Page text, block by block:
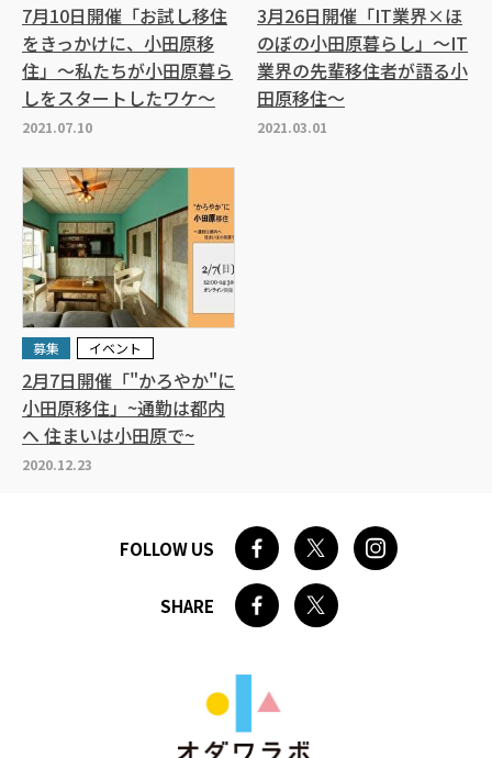
2021.07.10
7月10日開催「お試し移住
をきっかけに、小田原移
住」～私たちが小田原暮ら
しをスタートしたワケ～
2021.03.01
3月26日開催「IT業界×ほ
のぼの小田原暮らし」～IT
業界の先輩移住者が語る小
田原移住～
2020.12.23
募集 イベント
2月7日開催「"かろやか"に
小田原移住」~通勤は都内
へ 住まいは小田原で~
FOLLOW US
SHARE